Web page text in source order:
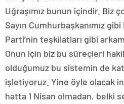
Uğraşımız bunun içindir. Biz
Sayın Cumhurbaşkanımız
Parti’nin teşkilatları gibi
Onun için biz bu süreçleri
olduğumuz bu sistemin de
işletiyoruz. Yine öyle olacak
hatta 1 Nisan olmadan, belki